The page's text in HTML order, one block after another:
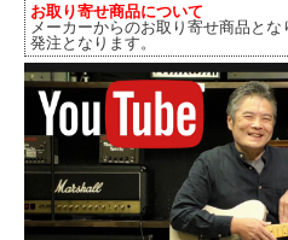
お取り寄せ商品について
メーカーからのお取り寄せ商品と
発注となります。